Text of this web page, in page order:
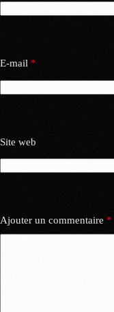
E-mail *
Site web
Ajouter un commentaire *